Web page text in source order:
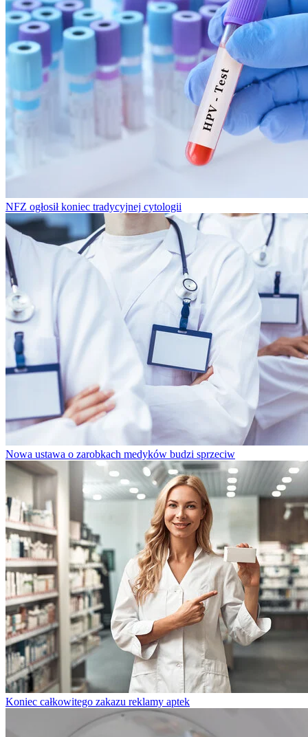
NFZ ogłosił koniec tradycyjnej cytologii
Nowa ustawa o zarobkach medyków budzi sprzeciw
Koniec całkowitego zakazu reklamy aptek